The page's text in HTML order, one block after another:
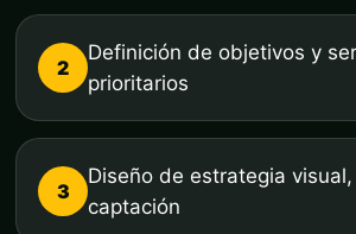
2
Definición de objetivos y
prioritarios
3
Diseño de estrategia
captación